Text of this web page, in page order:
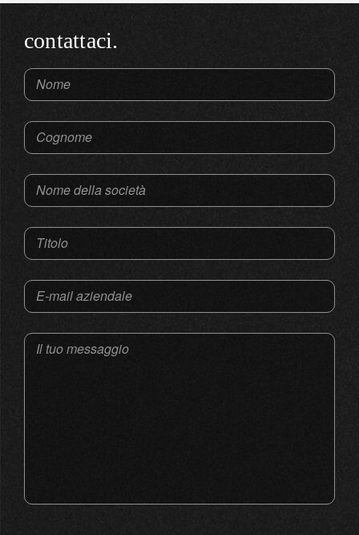
contattaci.
Nome
Cognome
Nome della società
Titolo
E-mail aziendale
Il tuo messaggio